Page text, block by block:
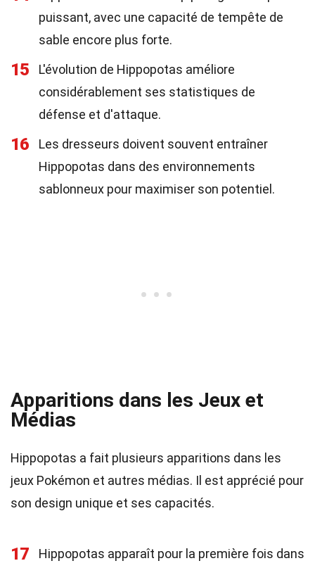
puissant, avec une capacité de tempête de
sable encore plus forte.
15
L'évolution de Hippopotas améliore
considérablement ses statistiques de
défense et d'attaque.
16
Les dresseurs doivent souvent entraîner
Hippopotas dans des environnements
sablonneux pour maximiser son potentiel.
Apparitions dans les Jeux et
Médias
Hippopotas a fait plusieurs apparitions dans les
jeux Pokémon et autres médias. Il est apprécié pour
son design unique et ses capacités.
17
Hippopotas apparaît pour la première fois dans